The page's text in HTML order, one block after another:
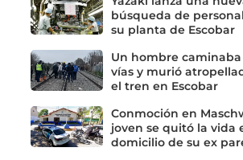
búsqueda de
su planta de Escobar
Un hombre caminaba
vías y murió
el tren en Escobar
Conmoción en
joven se quitó la vida
domicilio de su ex